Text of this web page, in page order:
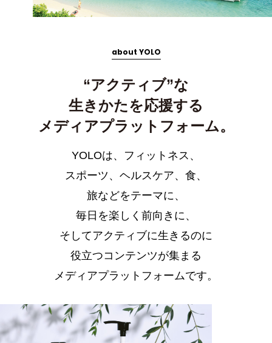
about YOLO
“アクティブ”な
生きかたを応援する
メディアプラットフォーム。
YOLOは、フィットネス、
スポーツ、ヘルスケア、食、
旅などをテーマに、
毎日を楽しく前向きに、
そしてアクティブに生きるのに
役立つコンテンツが集まる
メディアプラットフォームです。